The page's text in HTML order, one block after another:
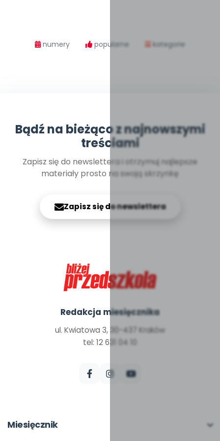
numery popularne kategorie
Bądź na bieżąco z najnowszymi
treściami
Zapisz się do newslettera i otrzymuj najlepsze
materiały prosto na swoją skrzynkę
Zapisz się do newslettera
Redakcja miesięcznika
ul. Kwiatowa 3, 30-437 Kraków
tel: 12 631 04 10
Miesięcznik